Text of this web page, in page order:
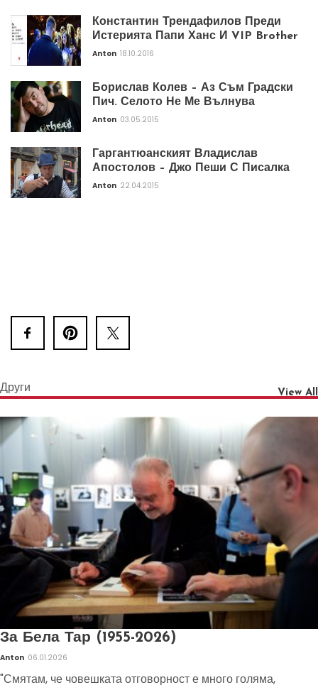
Константин Трендафилов Преди
Истерията Папи Ханс И VIP Brother
Anton 18.10.2016
Борислав Колев – Аз Съм Градски
Пич. Селото Не Ме Вълнува
Anton 03.05.2015
Гаргантюанският Владислав
Апостолов – Джо Пеши С Писалка
Anton 22.04.2015
Други View All
За Бела Тар (1955-2026)
Anton 06.01.2026
"Смятам, че човешката отговорност е много голяма,